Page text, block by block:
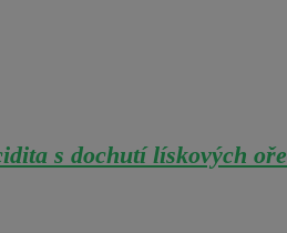
s dochutí lískových